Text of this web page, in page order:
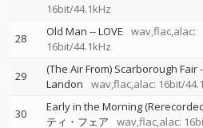
16bit/44.1kHz
28 Old Man --LOVE
wav,flac,alac:
16bit/44.1kHz
29 (The Air From) Scarborough Fair
Landon
wav,flac,alac: 16bit/
30 Early in the Morning
ティ・フェア
wav,flac,alac: